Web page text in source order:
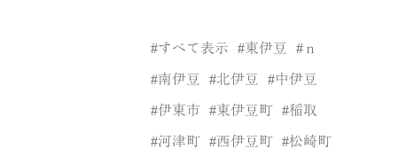
すべて表示 東伊豆 ｎ
南伊豆 北伊豆 中伊豆
伊東市 東伊豆町 稲取
河津町 西伊豆町 松崎町